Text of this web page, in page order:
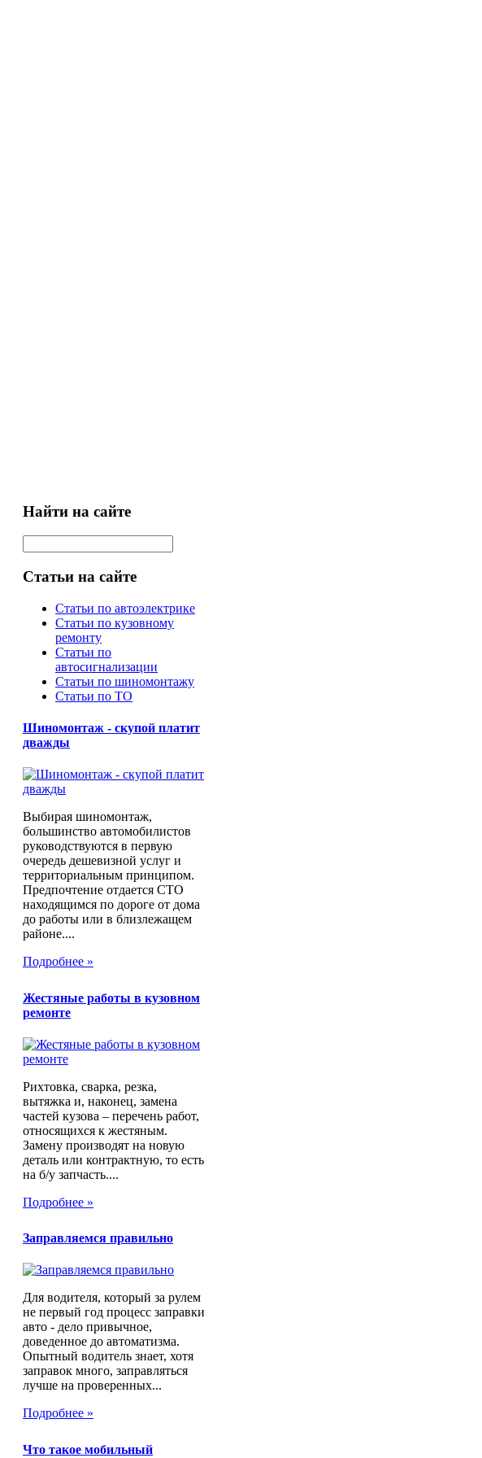
Найти на сайте
Статьи на сайте
Статьи по автоэлектрике
Статьи по кузовному
ремонту
Статьи по
автосигнализации
Статьи по шиномонтажу
Статьи по ТО
Шиномонтаж - скупой платит
дважды
Выбирая шиномонтаж,
большинство автомобилистов
руководствуются в первую
очередь дешевизной услуг и
территориальным принципом.
Предпочтение отдается СТО
находящимся по дороге от дома
до работы или в близлежащем
районе....
Подробнее »
Жестяные работы в кузовном
ремонте
Рихтовка, сварка, резка,
вытяжка и, наконец, замена
частей кузова – перечень работ,
относящихся к жестяным.
Замену производят на новую
деталь или контрактную, то есть
на б/у запчасть....
Подробнее »
Заправляемся правильно
Для водителя, который за рулем
не первый год процесс заправки
авто - дело привычное,
доведенное до автоматизма.
Опытный водитель знает, хотя
заправок много, заправляться
лучше на проверенных...
Подробнее »
Что такое мобильный